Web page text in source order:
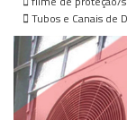
Tubos e Canais de